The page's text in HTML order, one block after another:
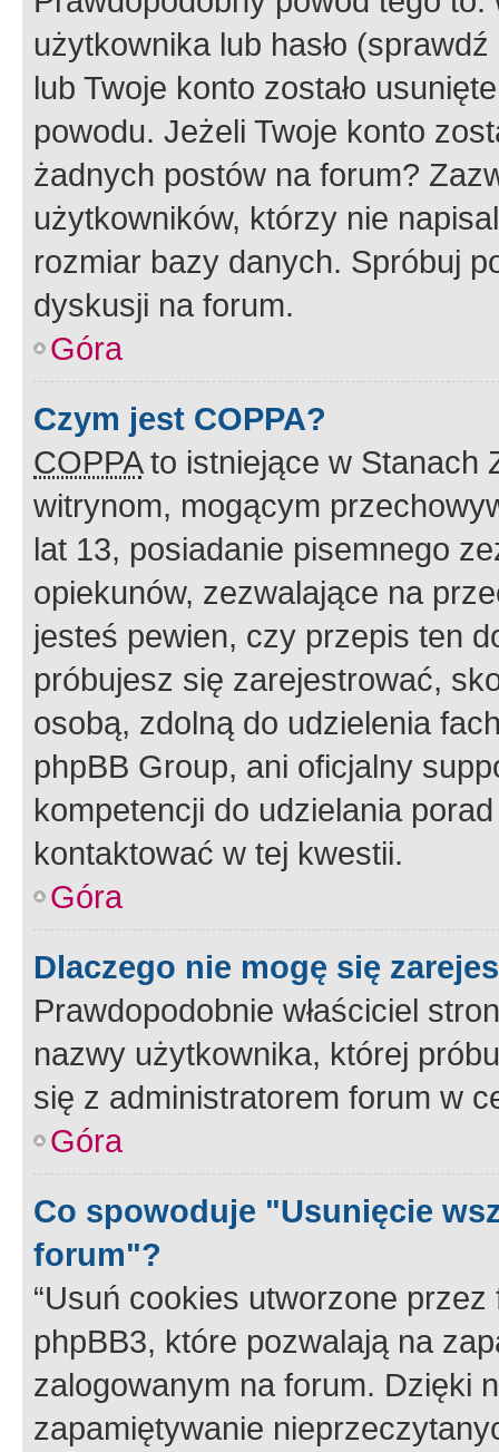
użytkownika lub hasło
lub Twoje konto zostało
powodu. Jeżeli Twoje konto
żadnych postów na forum?
użytkowników, którzy nie
rozmiar bazy danych. Spróbuj
dyskusji na forum.
Góra
Czym jest COPPA?
COPPAto istniejące w Stanach
witrynom, mogącym
lat 13, posiadanie pisemnego
opiekunów, zezwalające na
jesteś pewien, czy przepis ten
próbujesz się zarejestrować,
osobą, zdolną do udzielenia
phpBB Group, ani oficjalny
kompetencji do udzielania
kontaktować w tej kwestii.
Góra
Dlaczego nie mogę się
Prawdopodobnie właściciel
nazwy użytkownika, której
się z administratorem forum w
Góra
Co spowoduje "Usunięcie
forum"?
“Usuń cookies utworzone
phpBB3, które pozwalają na
zalogowanym na forum. Dzięki
zapamiętywanie